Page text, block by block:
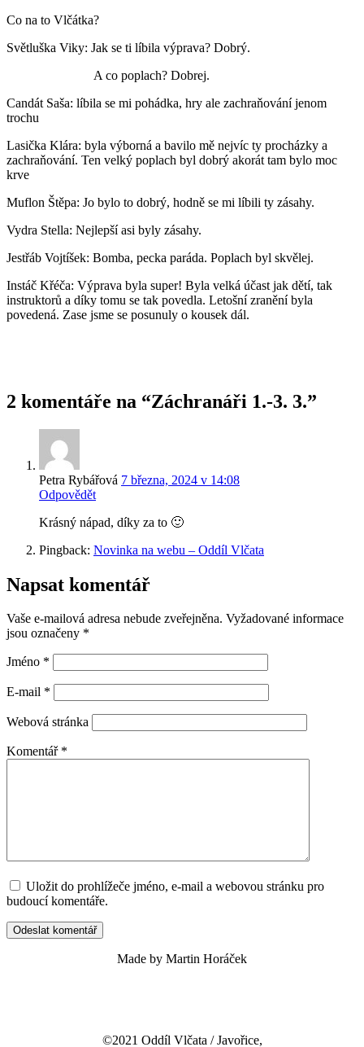
Co na to Vlčátka?
Světluška Viky: Jak se ti líbila výprava? Dobrý.
A co poplach? Dobrej.
Candát Saša: líbila se mi pohádka, hry ale zachraňování jenom
trochu
Lasička Klára: byla výborná a bavilo mě nejvíc ty procházky a
zachraňování. Ten velký poplach byl dobrý akorát tam bylo moc
krve
Muflon Štěpa: Jo bylo to dobrý, hodně se mi líbili ty zásahy.
Vydra Stella: Nejlepší asi byly zásahy.
Jestřáb Vojtíšek: Bomba, pecka paráda. Poplach byl skvělej.
Instáč Křéča: Výprava byla super! Byla velká účast jak dětí, tak
instruktorů a díky tomu se tak povedla. Letošní zranění byla
povedená. Zase jsme se posunuly o kousek dál.
2 komentáře na “Záchranáři 1.-3. 3.”
Petra Rybářová 7 března, 2024 v 14:08
Odpovědět
Krásný nápad, díky za to 🙂
Pingback: Novinka na webu – Oddíl Vlčata
Napsat komentář
Vaše e-mailová adresa nebude zveřejněna. Vyžadované informace
jsou označeny *
Jméno *
E-mail *
Webová stránka
Komentář *
Uložit do prohlížeče jméno, e-mail a webovou stránku pro
budoucí komentáře.
Made by Martin Horáček
©2021 Oddíl Vlčata / Javořice,